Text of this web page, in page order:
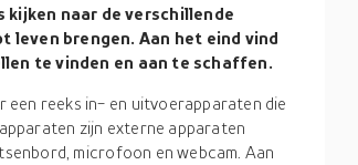
naar de verschillende
brengen. Aan het eind vind
te vinden en aan te schaffen.
een reeks in- en uitvoerapparaten die
zijn externe apparaten
microfoon en webcam. Aan